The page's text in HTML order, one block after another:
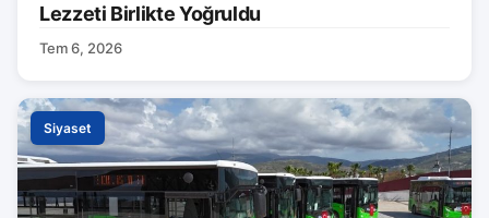
Lezzeti Birlikte Yoğruldu
Tem 6, 2026
Siyaset